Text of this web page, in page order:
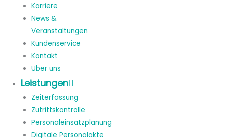
Karriere
News &
Veranstaltungen
Kundenservice
Kontakt
Über uns
Leistungen
Zeiterfassung
Zutrittskontrolle
Personaleinsatzplanung
Digitale Personalakte